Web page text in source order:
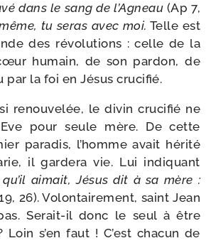
dans le sang de l’Agneau (Ap 7,
tu seras avec moi. Telle est
des révo­lu­tions : celle de la
humain, de son par­don, de
par la foi en Jésus crucifié.
renou­ve­lée, le divin cru­ci­fié ne
pour seule mère. De cette
para­dis, l’homme avait héri­té
il gar­de­ra vie. Lui indi­quant
aimait, Jésus dit à sa mère :
26). Volontairement, saint Jean
Serait-​il donc le seul à être
s’en faut ! C’est cha­cun de